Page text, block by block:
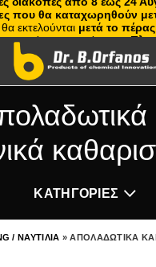
ΚΑΤΗΓΟΡΙΕΣ
/ ΝΑΥΤΙΛΙΑ »ΑΠΟΛΑΔΩΤΙΚΑ
που θα καταχωρηθούν
θα εκτελούνται μετά το
σειρά προτεραιότητας.